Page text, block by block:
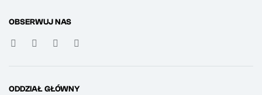
OBSERWUJ NAS
ODDZIAŁ GŁÓWNY